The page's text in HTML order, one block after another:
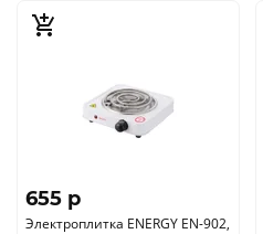
655 p
Электроплитка ENERGY EN-902,